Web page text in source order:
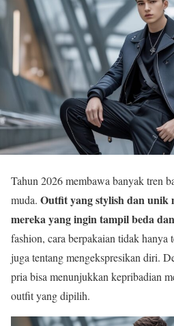
Tahun 2026 membawa banyak tren
muda. Outfit yang stylish dan unik
mereka yang ingin tampil beda
fashion, cara berpakaian tidak hanya
juga tentang mengekspresikan diri.
pria bisa menunjukkan kepribadian
outfit yang dipilih.